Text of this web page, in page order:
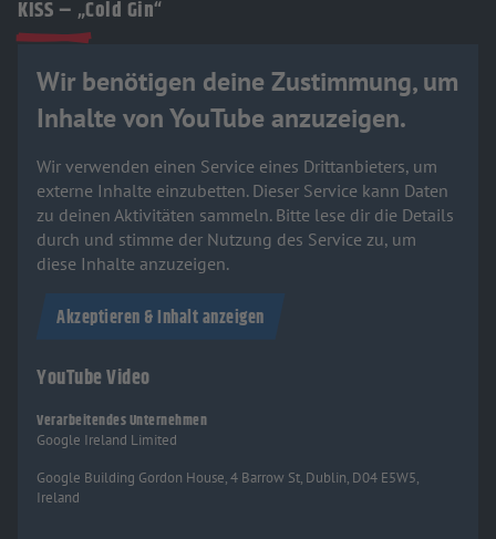
KISS – „Cold Gin“
Wir benötigen deine Zustimmung, um
Inhalte von YouTube anzuzeigen.
Wir verwenden einen Service eines Drittanbieters, um
externe Inhalte einzubetten. Dieser Service kann Daten
zu deinen Aktivitäten sammeln. Bitte lese dir die Details
durch und stimme der Nutzung des Service zu, um
diese Inhalte anzuzeigen.
Akzeptieren & Inhalt anzeigen
YouTube Video
Verarbeitendes Unternehmen
Google Ireland Limited
Google Building Gordon House, 4 Barrow St, Dublin, D04 E5W5,
Ireland